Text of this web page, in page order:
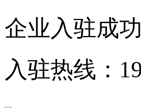
企业入驻成
入驻热线：